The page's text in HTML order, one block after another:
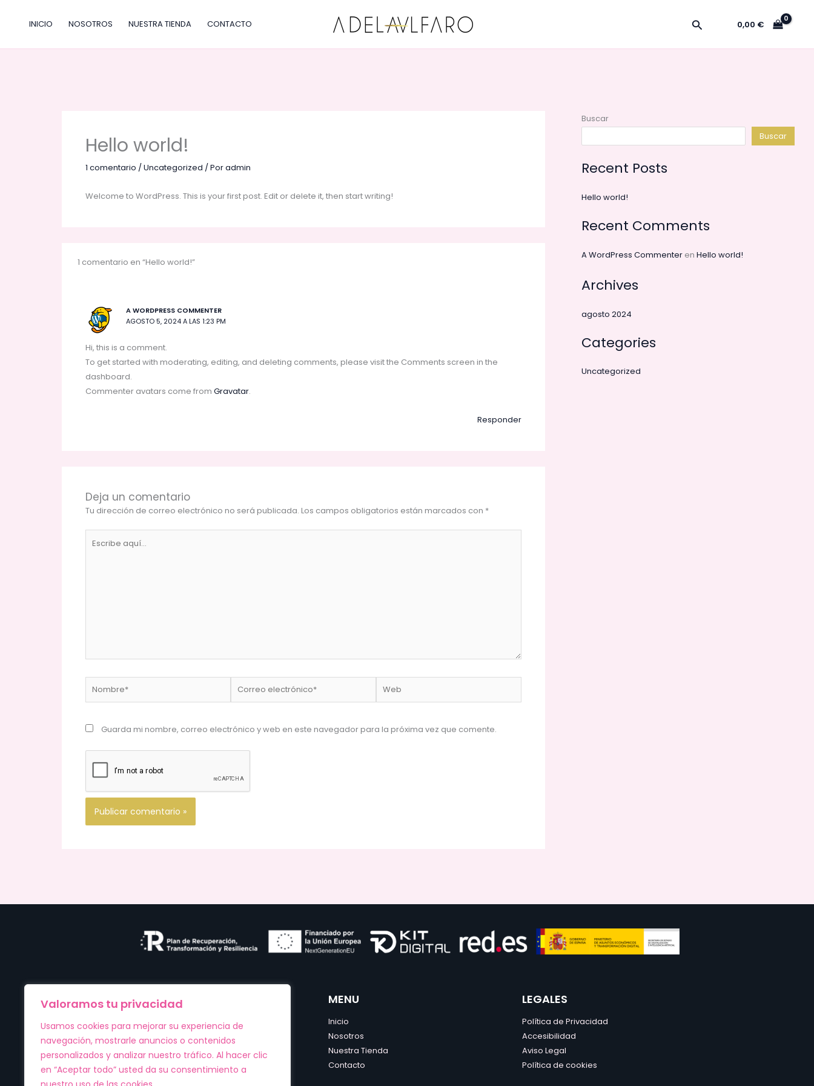
Valoramos tu privacidad
Usamos cookies para mejorar su experiencia de
navegación, mostrarle anuncios o contenidos
personalizados y analizar nuestro tráfico. Al hacer clic
en “Aceptar todo” usted da su consentimiento a
INICIO NOSOTROS NUESTRA TIENDA CONTACTO Buscar 0,00 €
Hello world!
1 comentario /Uncategorized / Poradmin
Welcome to WordPress. This is your first post. Edit or delete it, then start writing!
1 comentario en “Hello world!”
A WORDPRESS COMMENTER
AGOSTO 5, 2024 A LAS 1:23 PM
Hi, this is a comment.
To get started with moderating, editing, and deleting comments, please visit the Comments screen in the
dashboard.
Commenter avatars come from Gravatar.
Responder
Deja un comentario
Tu dirección de correo electrónico no será publicada. Los campos obligatorios están marcados con *
Guarda mi nombre, correo electrónico y web en este navegador para la próxima vez que comente.
Buscar
Buscar
Recent Posts
Hello world!
Recent Comments
A WordPress Commenter en Hello world!
Archives
agosto 2024
Categories
Uncategorized
Diseñamos prendas únicas desde Huesca para
acompañarte en cada momento especial.
MENU
Inicio
Nosotros
Nuestra Tienda
Contacto
LEGALES
Política de Privacidad
Accesibilidad
Aviso Legal
Política de cookies